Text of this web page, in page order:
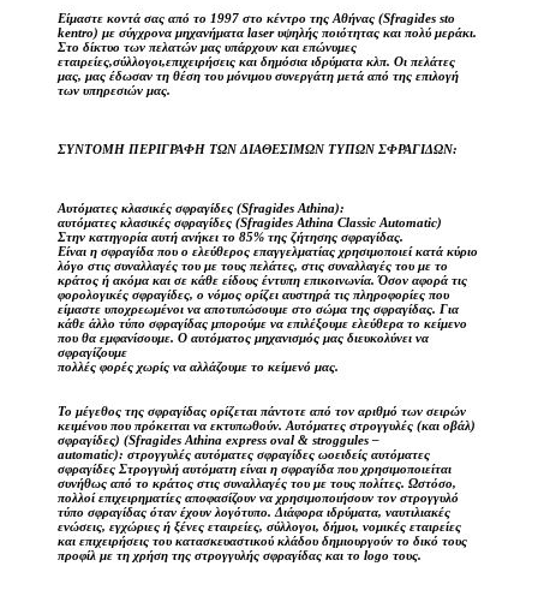
Είμαστε κοντά σας από το 1997 στο κέντρο της Αθήνας (Sfragides sto
kentro) με σύγχρονα μηχανήματα laser υψηλής ποιότητας και πολύ μεράκι.
Στο δίκτυο των πελατών μας υπάρχουν και επώνυμες
εταιρείες,σύλλογοι,επιχειρήσεις και δημόσια ιδρύματα κλπ. Οι πελάτες
μας, μας έδωσαν τη θέση του μόνιμου συνεργάτη μετά από της επιλογή
των υπηρεσιών μας.
ΣΥΝΤΟΜΗ ΠΕΡΙΓΡΑΦΗ ΤΩΝ ΔΙΑΘΕΣΙΜΩΝ ΤΥΠΩΝ ΣΦΡΑΓΙΔΩΝ:
Αυτόματες κλασικές σφραγίδες (Sfragides Athina):
αυτόματες κλασικές σφραγίδες (Sfragides Athina Classic Automatic)
Στην κατηγορία αυτή ανήκει το 85% της ζήτησης σφραγίδας.
Είναι η σφραγίδα που ο ελεύθερος επαγγελματίας χρησιμοποιεί κατά κύριο
λόγο στις συναλλαγές του με τους πελάτες, στις συναλλαγές του με το
κράτος ή ακόμα και σε κάθε είδους έντυπη επικοινωνία. Όσον αφορά τις
φορολογικές σφραγίδες, ο νόμος ορίζει αυστηρά τις πληροφορίες που
είμαστε υποχρεωμένοι να αποτυπώσουμε στο σώμα της σφραγίδας. Για
κάθε άλλο τύπο σφραγίδας μπορούμε να επιλέξουμε ελεύθερα το κείμενο
που θα εμφανίσουμε. Ο αυτόματος μηχανισμός μας διευκολύνει να
σφραγίζουμε
πολλές φορές χωρίς να αλλάζουμε το κείμενό μας.
Το μέγεθος της σφραγίδας ορίζεται πάντοτε από τον αριθμό των σειρών
κειμένου που πρόκειται να εκτυπωθούν. Αυτόματες στρογγυλές (και οβάλ)
σφραγίδες) (Sfragides Athina express oval & stroggules –
automatic): στρογγυλές αυτόματες σφραγίδες ωοειδείς αυτόματες
σφραγίδες Στρογγυλή αυτόματη είναι η σφραγίδα που χρησιμοποιείται
συνήθως από το κράτος στις συναλλαγές του με τους πολίτες. Ωστόσο,
πολλοί επιχειρηματίες αποφασίζουν να χρησιμοποιήσουν τον στρογγυλό
τύπο σφραγίδας όταν έχουν λογότυπο. Διάφορα ιδρύματα, ναυτιλιακές
ενώσεις, εγχώριες ή ξένες εταιρείες, σύλλογοι, δήμοι, νομικές εταιρείες
και επιχειρήσεις του κατασκευαστικού κλάδου δημιουργούν το δικό τους
προφίλ με τη χρήση της στρογγυλής σφραγίδας και το logo τους.